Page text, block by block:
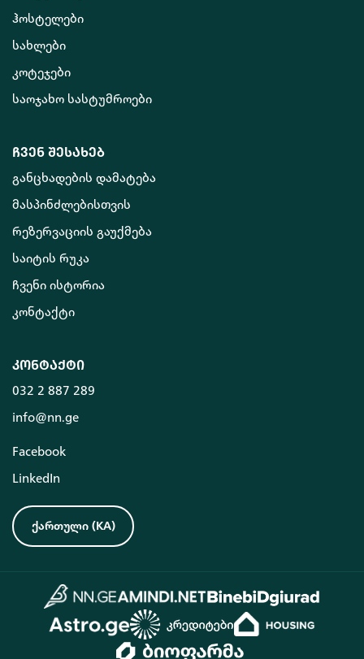
ჰოსტელები
სახლები
კოტეჯები
საოჯახო სასტუმროები
ჩვენ შესახებ
განცხადების დამატება
მასპინძლებისთვის
რეზერვაციის გაუქმება
საიტის რუკა
ჩვენი ისტორია
კონტაქტი
კონტაქტი
032 2 887 289
info@nn.ge
Facebook
LinkedIn
ქართული (KA)